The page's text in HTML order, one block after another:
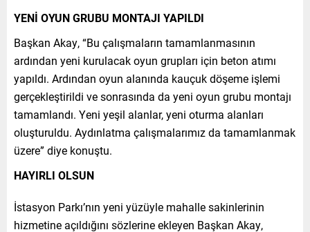
YENİ OYUN GRUBU MONTAJI YAPILDI
Başkan Akay, “Bu çalışmaların tamamlanmasının
ardından yeni kurulacak oyun grupları için beton atımı
yapıldı. Ardından oyun alanında kauçuk döşeme işlemi
gerçekleştirildi ve sonrasında da yeni oyun grubu montajı
tamamlandı. Yeni yeşil alanlar, yeni oturma alanları
oluşturuldu. Aydınlatma çalışmalarımız da tamamlanmak
üzere” diye konuştu.
HAYIRLI OLSUN
İstasyon Parkı’nın yeni yüzüyle mahalle sakinlerinin
hizmetine açıldığını sözlerine ekleyen Başkan Akay,